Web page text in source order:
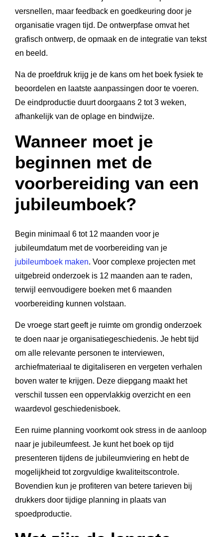
versnellen, maar feedback en goedkeuring door je
organisatie vragen tijd. De ontwerpfase omvat het
grafisch ontwerp, de opmaak en de integratie van tekst
en beeld.
Na de proefdruk krijg je de kans om het boek fysiek te
beoordelen en laatste aanpassingen door te voeren.
De eindproductie duurt doorgaans 2 tot 3 weken,
afhankelijk van de oplage en bindwijze.
Wanneer moet je
beginnen met de
voorbereiding van een
jubileumboek?
Begin minimaal 6 tot 12 maanden voor je
jubileumdatum met de voorbereiding van je
jubileumboek maken. Voor complexe projecten met
uitgebreid onderzoek is 12 maanden aan te raden,
terwijl eenvoudigere boeken met 6 maanden
voorbereiding kunnen volstaan.
De vroege start geeft je ruimte om grondig onderzoek
te doen naar je organisatiegeschiedenis. Je hebt tijd
om alle relevante personen te interviewen,
archiefmateriaal te digitaliseren en vergeten verhalen
boven water te krijgen. Deze diepgang maakt het
verschil tussen een oppervlakkig overzicht en een
waardevol geschiedenisboek.
Een ruime planning voorkomt ook stress in de aanloop
naar je jubileumfeest. Je kunt het boek op tijd
presenteren tijdens de jubileumviering en hebt de
mogelijkheid tot zorgvuldige kwaliteitscontrole.
Bovendien kun je profiteren van betere tarieven bij
drukkers door tijdige planning in plaats van
spoedproductie.